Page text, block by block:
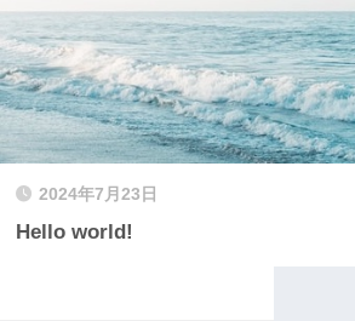
2024年7月23日
Hello world!